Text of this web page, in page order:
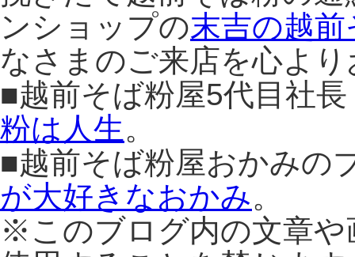
ンショップの末吉の越
なさまのご来店を心よ
■越前そば粉屋5代目社
粉は人生。
■越前そば粉屋おかみの
が大好きなおかみ。
※このブログ内の文章や